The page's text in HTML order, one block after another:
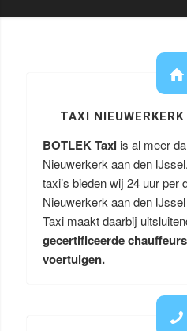
TAXI
BOTLEK Taxi is al meer
Nieuwerkerk aan den
taxi’s bieden wij 24 uur per
Nieuwerkerk aan den
Taxi maakt daarbij
gecertificeerde
voertuigen.